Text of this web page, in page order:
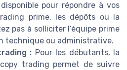
pour répondre à vos
prime, les dépôts ou la
pas à solliciter l’équipe prime
technique ou administrative.
: Pour les débutants, la
trading permet de suivre